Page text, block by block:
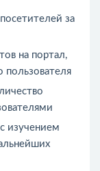
за
на портал,
пользователя
изучением